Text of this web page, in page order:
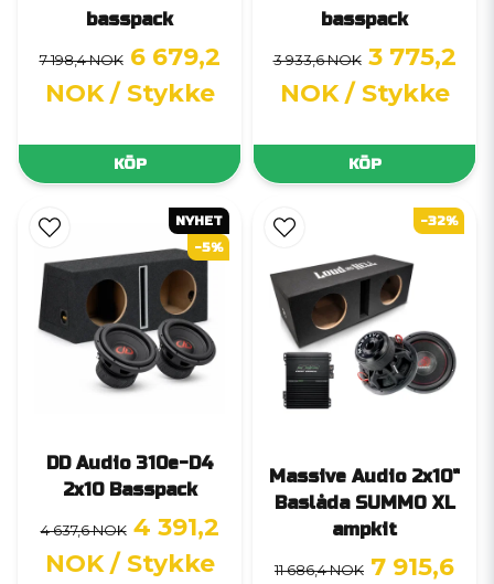
basspack
7 198,4 NOK 6 679,2
NOK / Stykke
KÖP
basspack
3 933,6 NOK 3 775,2
NOK / Stykke
KÖP
DD Audio 310e-D4
2x10 Basspack
4 637,6 NOK 4 391,2
NOK / Stykke
NYHET
-5%
Massive Audio 2x10"
Baslåda SUMMO XL
ampkit
11 686,4 NOK 7 915,6
-32%